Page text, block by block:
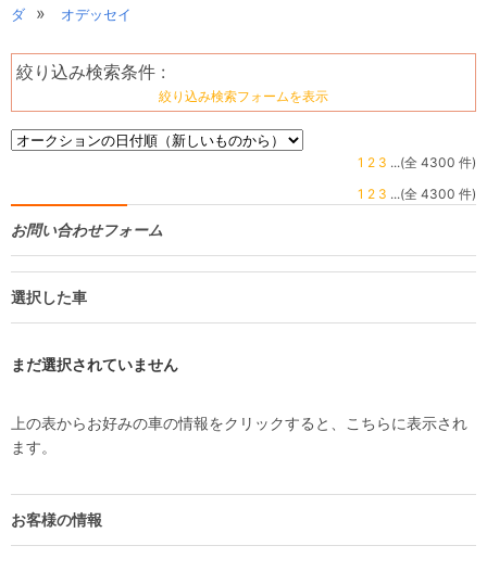
ダ
» オデッセイ
絞り込み検索条件 :
絞り込み検索フォームを表示
1 2 3 ...(全 4300 件)
1 2 3 ...(全 4300 件)
お問い合わせフォーム
選択した車
まだ選択されていません
上の表からお好みの車の情報をクリックすると、こちらに表示され
ます。
お客様の情報